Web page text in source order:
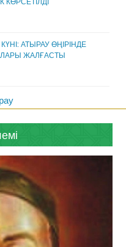
АТЫРАУ ӨҢІРІНДЕ
ЖАЛҒАСТЫ